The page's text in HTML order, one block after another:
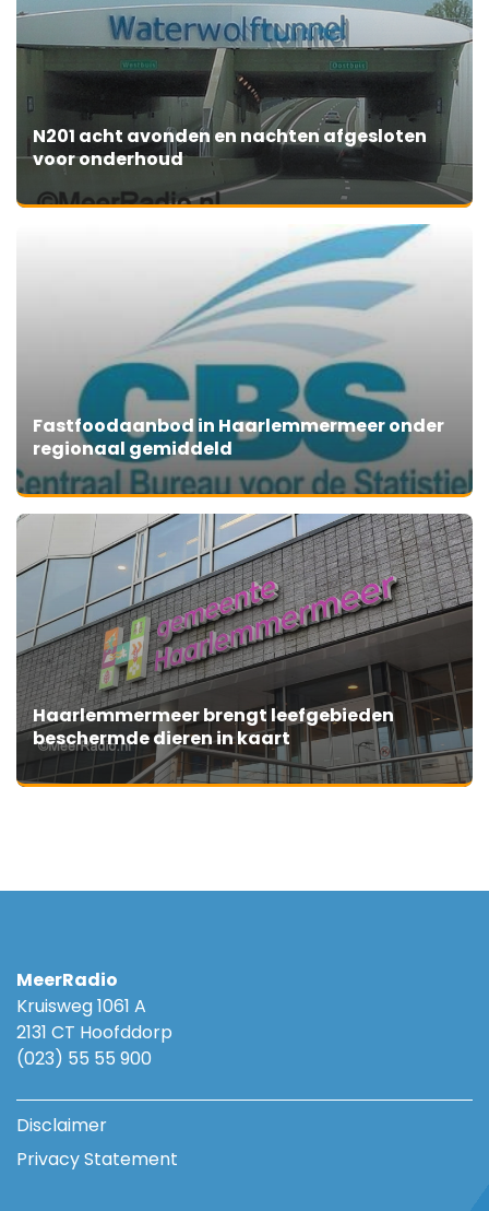
N201 acht avonden en nachten afgesloten
voor onderhoud
Fastfoodaanbod in Haarlemmermeer onder
regionaal gemiddeld
Haarlemmermeer brengt leefgebieden
beschermde dieren in kaart
MeerRadio
Kruisweg 1061 A
2131 CT Hoofddorp
(023) 55 55 900
Disclaimer
Privacy Statement